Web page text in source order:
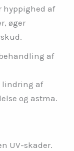
hyppighed af
øger
af
lindring af
og astma.
UV-skader.